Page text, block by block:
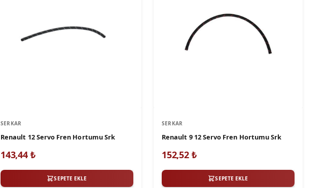
SERKAR
Renault 12 Servo Fren Hortumu Srk
143,44₺
SEPETE EKLE
SERKAR
Renault 9 12 Servo Fren Hortumu Srk
152,52₺
SEPETE EKLE